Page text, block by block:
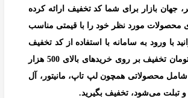
جهان بازار برای شما کد تخفیف ارائه کرده
محصولات مورد نظر خود را با قیمتی مناسب
با ورود به سامانه با استفاده از کد تخفیف
بالا از 60 هزار تومان تخفیف بر روی خریدهای بالای 500 هزار
محصولاتی همچون لپ تاپ، مانیتور، آل
تبلت می‌شود، تخفیف بگیرید.